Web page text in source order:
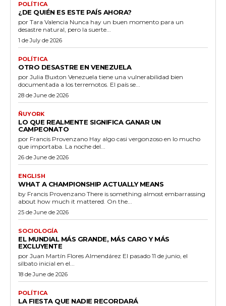
POLÍTICA
¿DE QUIÉN ES ESTE PAÍS AHORA?
por Tara Valencia Nunca hay un buen momento para un
desastre natural, pero la suerte...
1 de July de 2026
POLÍTICA
OTRO DESASTRE EN VENEZUELA
por Julia Buxton Venezuela tiene una vulnerabilidad bien
documentada a los terremotos. El país se...
28 de June de 2026
ÑUYORK
LO QUE REALMENTE SIGNIFICA GANAR UN
CAMPEONATO
por Francis Provenzano Hay algo casi vergonzoso en lo mucho
que importaba. La noche del...
26 de June de 2026
ENGLISH
WHAT A CHAMPIONSHIP ACTUALLY MEANS
by Francis Provenzano There is something almost embarrassing
about how much it mattered. On the...
25 de June de 2026
SOCIOLOGÍA
EL MUNDIAL MÁS GRANDE, MÁS CARO Y MÁS
EXCLUYENTE
por Juan Martín Flores Almendárez El pasado 11 de junio, el
silbato inicial en el...
18 de June de 2026
POLÍTICA
LA FIESTA QUE NADIE RECORDARÁ